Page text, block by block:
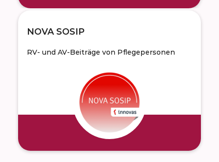
NOVA SOSIP
RV- und AV-Beiträge von Pflegepersonen